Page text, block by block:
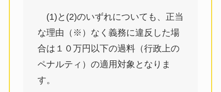
(1)と(2)のいずれについても、正当
な理由（※）なく義務に違反した場
合は１０万円以下の過料（行政上の
ペナルティ）の適用対象となりま
す。